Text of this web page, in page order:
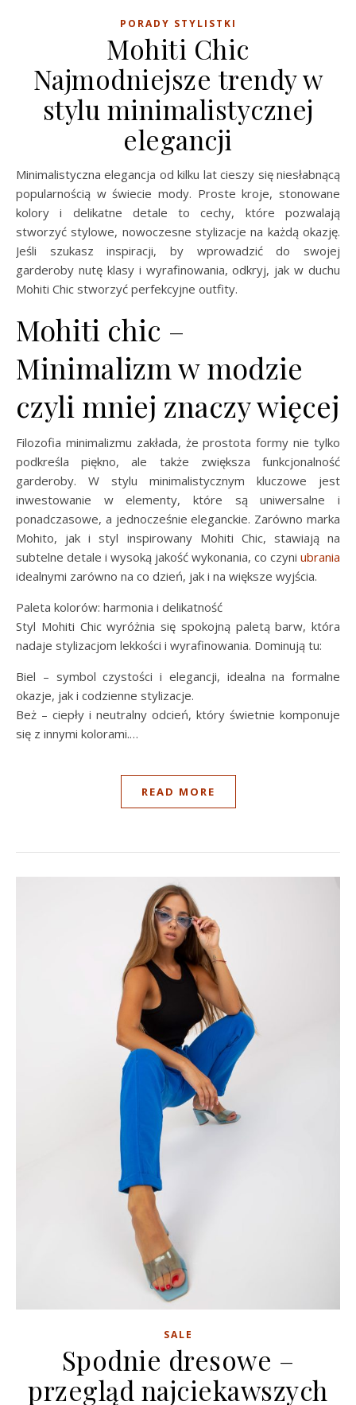
PORADY STYLISTKI
Mohiti Chic
Najmodniejsze trendy w
stylu minimalistycznej
elegancji
Minimalistyczna elegancja od kilku lat cieszy się niesłabnącą
popularnością w świecie mody. Proste kroje, stonowane
kolory i delikatne detale to cechy, które pozwalają
stworzyć stylowe, nowoczesne stylizacje na każdą okazję.
Jeśli szukasz inspiracji, by wprowadzić do swojej
garderoby nutę klasy i wyrafinowania, odkryj, jak w duchu
Mohiti Chic stworzyć perfekcyjne outfity.
Mohiti chic –
Minimalizm w modzie
czyli mniej znaczy więcej
Filozofia minimalizmu zakłada, że prostota formy nie tylko
podkreśla piękno, ale także zwiększa funkcjonalność
garderoby. W stylu minimalistycznym kluczowe jest
inwestowanie w elementy, które są uniwersalne i
ponadczasowe, a jednocześnie eleganckie. Zarówno marka
Mohito, jak i styl inspirowany Mohiti Chic, stawiają na
subtelne detale i wysoką jakość wykonania, co czyni ubrania
idealnymi zarówno na co dzień, jak i na większe wyjścia.
Paleta kolorów: harmonia i delikatność
Styl Mohiti Chic wyróżnia się spokojną paletą barw, która
nadaje stylizacjom lekkości i wyrafinowania. Dominują tu:
Biel – symbol czystości i elegancji, idealna na formalne
okazje, jak i codzienne stylizacje.
Beż – ciepły i neutralny odcień, który świetnie komponuje
się z innymi kolorami.…
READ MORE
SALE
Spodnie dresowe –
przegląd najciekawszych